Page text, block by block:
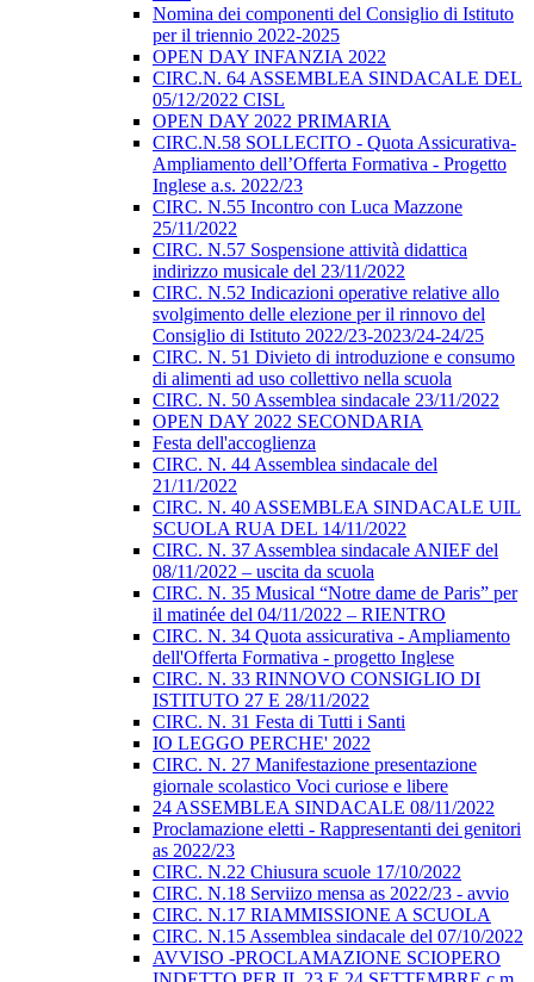
Nomina dei componenti del Consiglio di Istituto
per il triennio 2022-2025
OPEN DAY INFANZIA 2022
CIRC.N. 64 ASSEMBLEA SINDACALE DEL
05/12/2022 CISL
OPEN DAY 2022 PRIMARIA
CIRC.N.58 SOLLECITO - Quota Assicurativa-
Ampliamento dell’Offerta Formativa - Progetto
Inglese a.s. 2022/23
CIRC. N.55 Incontro con Luca Mazzone
25/11/2022
CIRC. N.57 Sospensione attività didattica
indirizzo musicale del 23/11/2022
CIRC. N.52 Indicazioni operative relative allo
svolgimento delle elezione per il rinnovo del
Consiglio di Istituto 2022/23-2023/24-24/25
CIRC. N. 51 Divieto di introduzione e consumo
di alimenti ad uso collettivo nella scuola
CIRC. N. 50 Assemblea sindacale 23/11/2022
OPEN DAY 2022 SECONDARIA
Festa dell'accoglienza
CIRC. N. 44 Assemblea sindacale del
21/11/2022
CIRC. N. 40 ASSEMBLEA SINDACALE UIL
SCUOLA RUA DEL 14/11/2022
CIRC. N. 37 Assemblea sindacale ANIEF del
08/11/2022 – uscita da scuola
CIRC. N. 35 Musical “Notre dame de Paris” per
il matinée del 04/11/2022 – RIENTRO
CIRC. N. 34 Quota assicurativa - Ampliamento
dell'Offerta Formativa - progetto Inglese
CIRC. N. 33 RINNOVO CONSIGLIO DI
ISTITUTO 27 E 28/11/2022
CIRC. N. 31 Festa di Tutti i Santi
IO LEGGO PERCHE' 2022
CIRC. N. 27 Manifestazione presentazione
giornale scolastico Voci curiose e libere
24 ASSEMBLEA SINDACALE 08/11/2022
Proclamazione eletti - Rappresentanti dei genitori
as 2022/23
CIRC. N.22 Chiusura scuole 17/10/2022
CIRC. N.18 Serviizo mensa as 2022/23 - avvio
CIRC. N.17 RIAMMISSIONE A SCUOLA
CIRC. N.15 Assemblea sindacale del 07/10/2022
AVVISO -PROCLAMAZIONE SCIOPERO